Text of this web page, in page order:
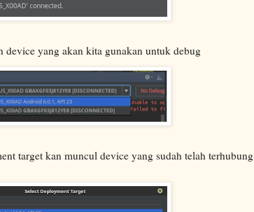
yang akan kita gunakan untuk debug
target kan muncul device yang sudah telah terhubung